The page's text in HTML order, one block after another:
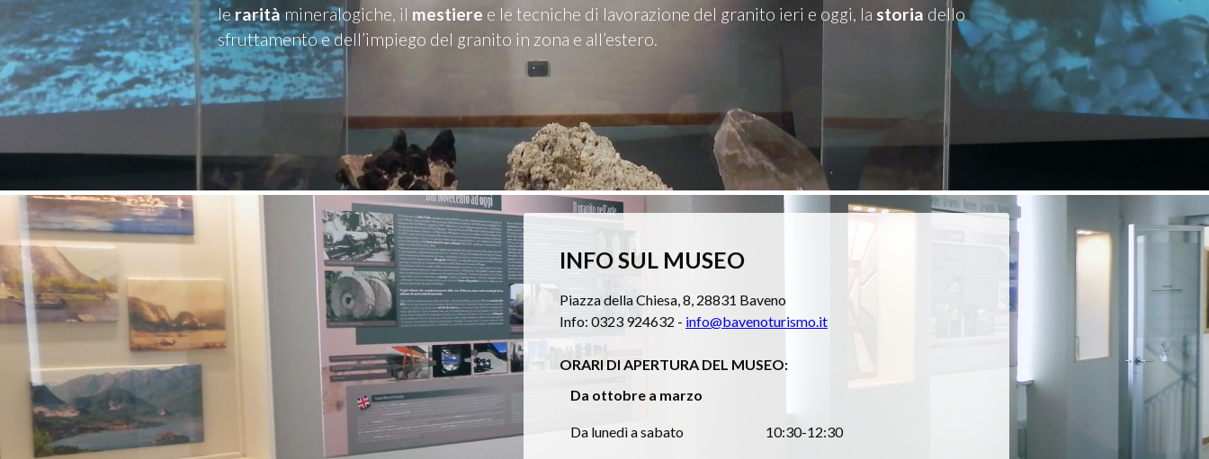
leraritàmineralogiche, il mestiere e le tecniche di lavorazione del granito ieri e oggi, la storia dello
sfruttamento e dell’impiego del granito in zona e all’estero.
INFO SUL MUSEO
Piazza della Chiesa, 8, 28831 Baveno
Info: 0323 924632 - info@bavenoturismo.it
ORARI DI APERTURA DEL MUSEO:
Da ottobre a marzo
Da lunedì a sabato 10:30-12:30